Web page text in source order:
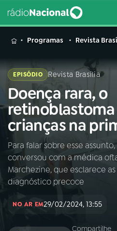
MENU
Buscar
na
Rádio
Nacional
Buscar
AO
INÍCIO
02A RÁDIO
Programas Revista
EPISÓDIO Revista Brasília
Doença rara, o
crianças na
Para falar sobre esse
conversou com a médica
Marchezine, que esclarece
diagnóstico precoce
NO AR EM29/02/2024, 13:55
Compartilhe